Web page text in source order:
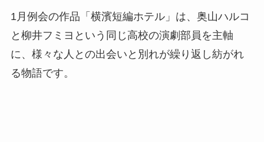
1月例会の作品「横濱短編ホテル」は、奥山ハルコ
と柳井フミヨという同じ高校の演劇部員を主軸
に、様々な人との出会いと別れが繰り返し紡がれ
る物語です。